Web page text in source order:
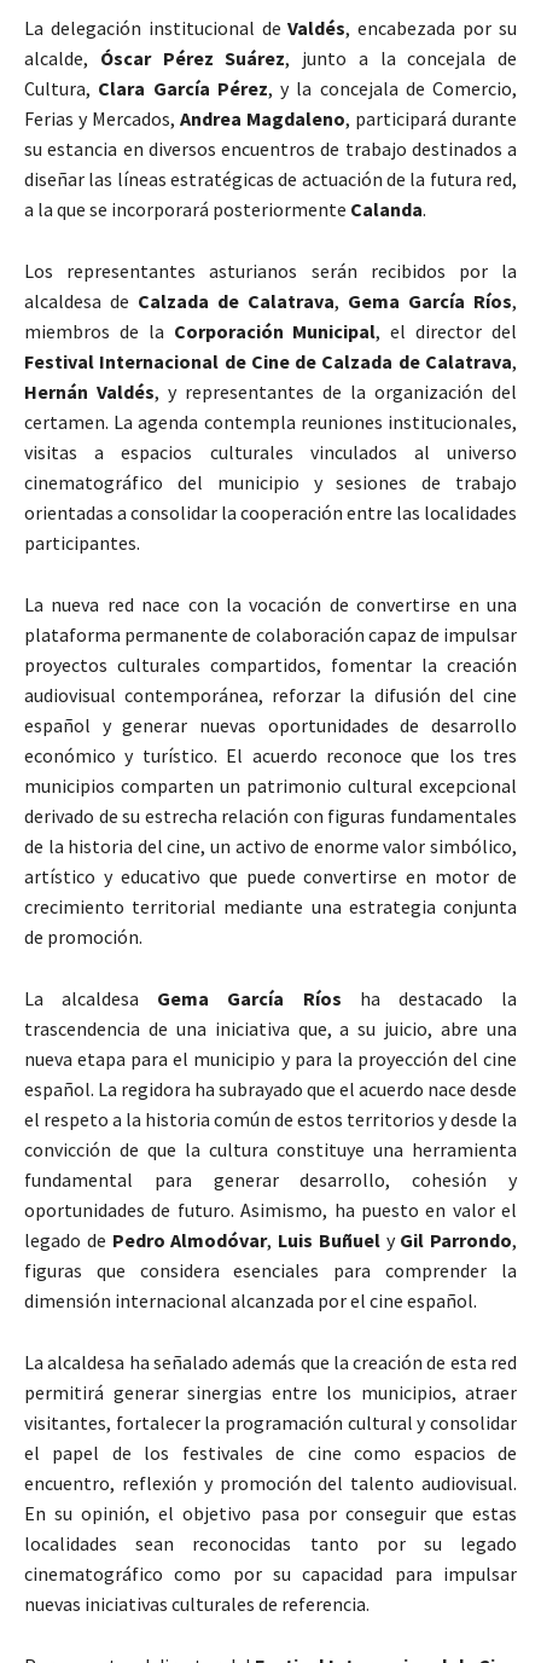
La delegación institucional deValdés, encabezada por su
alcalde, Óscar Pérez Suárez, junto a la concejala de
Cultura, Clara García Pérez, y la concejala de Comercio,
Ferias y Mercados, Andrea Magdaleno, participará durante
su estancia en diversos encuentros de trabajo destinados a
diseñar las líneas estratégicas de actuación de la futura red,
a la que se incorporará posteriormente Calanda.
Los representantes asturianos serán recibidos por la
alcaldesa de Calzada de Calatrava, Gema García Ríos,
miembros de la Corporación Municipal, el director del
Festival Internacional de Cine de Calzada de Calatrava,
Hernán Valdés, y representantes de la organización del
certamen. La agenda contempla reuniones institucionales,
visitas a espacios culturales vinculados al universo
cinematográfico del municipio y sesiones de trabajo
orientadas a consolidar la cooperación entre las localidades
participantes.
La nueva red nace con la vocación de convertirse en una
plataforma permanente de colaboración capaz de impulsar
proyectos culturales compartidos, fomentar la creación
audiovisual contemporánea, reforzar la difusión del cine
español y generar nuevas oportunidades de desarrollo
económico y turístico. El acuerdo reconoce que los tres
municipios comparten un patrimonio cultural excepcional
derivado de su estrecha relación con figuras fundamentales
de la historia del cine, un activo de enorme valor simbólico,
artístico y educativo que puede convertirse en motor de
crecimiento territorial mediante una estrategia conjunta
de promoción.
La alcaldesa Gema García Ríos ha destacado la
trascendencia de una iniciativa que, a su juicio, abre una
nueva etapa para el municipio y para la proyección del cine
español. La regidora ha subrayado que el acuerdo nace desde
el respeto a la historia común de estos territorios y desde la
convicción de que la cultura constituye una herramienta
fundamental para generar desarrollo, cohesión y
oportunidades de futuro. Asimismo, ha puesto en valor el
legado de Pedro Almodóvar, Luis Buñuely Gil Parrondo,
figuras que considera esenciales para comprender la
dimensión internacional alcanzada por el cine español.
La alcaldesa ha señalado además que la creación de esta red
permitirá generar sinergias entre los municipios, atraer
visitantes, fortalecer la programación cultural y consolidar
el papel de los festivales de cine como espacios de
encuentro, reflexión y promoción del talento audiovisual.
En su opinión, el objetivo pasa por conseguir que estas
localidades sean reconocidas tanto por su legado
cinematográfico como por su capacidad para impulsar
nuevas iniciativas culturales de referencia.